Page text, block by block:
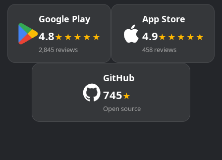
Google Play
4.8★★★★★
2,845 reviews
App Store
4.9★★★★★
458 reviews
GitHub
745★
Open source